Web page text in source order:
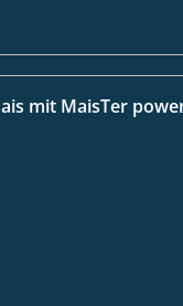
mit MaisTer